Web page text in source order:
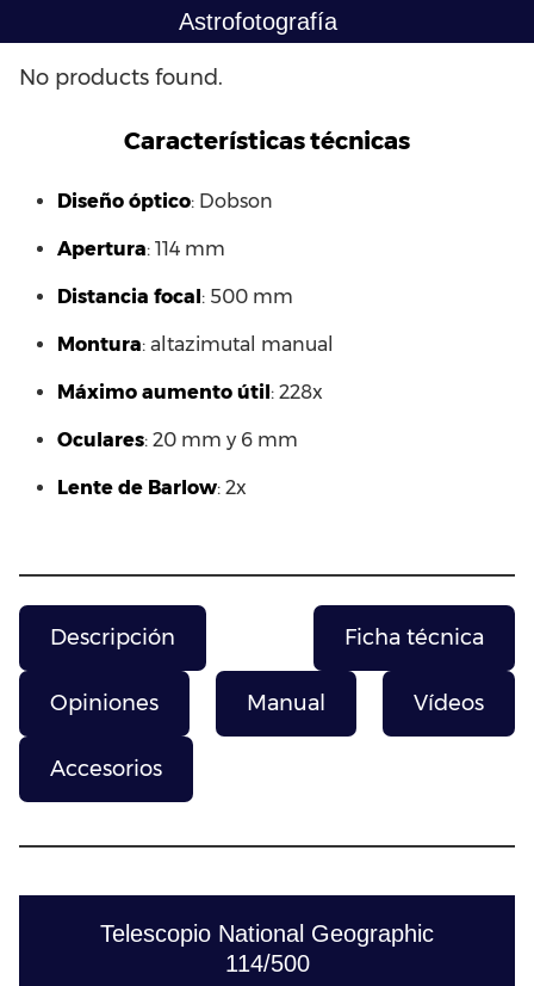
al
contenido
Astrofotografía
No products found.
Características técnicas
Diseño óptico: Dobson
Apertura: 114 mm
Distancia focal: 500 mm
Montura: altazimutal manual
Máximo aumento útil: 228x
Oculares: 20 mm y 6 mm
Lente de Barlow: 2x
Descripción Ficha técnica
Opiniones Manual Vídeos
Accesorios
Telescopio National Geographic
114/500